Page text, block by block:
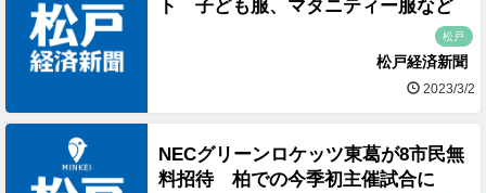
ト 子ども服、マタニティー服など
松戸
松戸経済新聞
2023/3/2
NECグリーンロケッツ東葛が8市民無
料招待 柏での今季初主催試合に